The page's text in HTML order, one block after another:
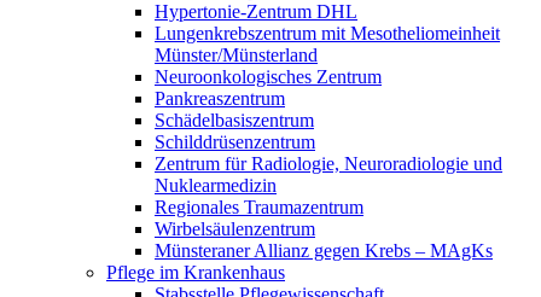
Hypertonie-Zentrum DHL
Lungenkrebszentrum mit Mesotheliomeinheit
Münster/Münsterland
Neuroonkologisches Zentrum
Pankreaszentrum
Schädelbasiszentrum
Schilddrüsenzentrum
Zentrum für Radiologie, Neuroradiologie und
Nuklearmedizin
Regionales Traumazentrum
Wirbelsäulenzentrum
Münsteraner Allianz gegen Krebs – MAgKs
Pflege im Krankenhaus